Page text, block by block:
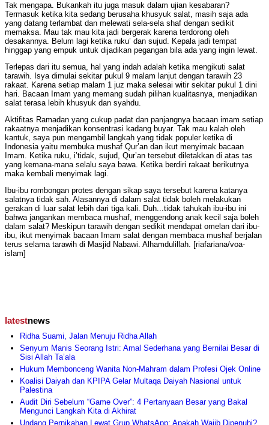
Tak mengapa. Bukankah itu juga masuk dalam ujian kesabaran?
Termasuk ketika kita sedang berusaha khusyuk salat, masih saja ada
yang datang terlambat dan melewati sela-sela shaf dengan sedikit
memaksa. Mau tak mau kita jadi bergerak karena terdorong oleh
desakannya. Belum lagi ketika ruku’ dan sujud. Kepala jadi tempat
hinggap yang empuk untuk dijadikan pegangan bila ada yang ingin lewat.
Terlepas dari itu semua, hal yang indah adalah ketika mengikuti salat
tarawih. Isya dimulai sekitar pukul 9 malam lanjut dengan tarawih 23
rakaat. Karena setiap malam 1 juz maka selesai witir sekitar pukul 1 dini
hari. Bacaan Imam yang memang sudah pilihan kualitasnya, menjadikan
salat terasa lebih khusyuk dan syahdu.
Aktifitas Ramadan yang cukup padat dan panjangnya bacaan imam setiap
rakaatnya menjadikan konsentrasi kadang buyar. Tak mau kalah oleh
kantuk, saya pun mengambil langkah yang tidak populer ketika di
Indonesia yaitu membuka mushaf Qur’an dan ikut menyimak bacaan
Imam. Ketika ruku, i’tidak, sujud, Qur’an tersebut diletakkan di atas tas
yang kemana-mana selalu saya bawa. Ketika berdiri rakaat berikutnya
maka kembali menyimak lagi.
Ibu-ibu rombongan protes dengan sikap saya tersebut karena katanya
salatnya tidak sah. Alasannya di dalam salat tidak boleh melakukan
gerakan di luar salat lebih dari tiga kali. Duh...tidak tahukah ibu-ibu ini
bahwa jangankan membaca mushaf, menggendong anak kecil saja boleh
dalam salat? Meskipun tarawih dengan sedikit mendapat omelan dari ibu-
ibu, ikut menyimak bacaan Imam salat dengan membaca mushaf berjalan
terus selama tarawih di Masjid Nabawi. Alhamdulillah. [riafariana/voa-
islam]
latestnews
Ridha Suami, Jalan Menuju Ridha Allah
Senyum Manis Seorang Istri: Amal Sederhana yang Bernilai Besar di
Sisi Allah Ta’ala
Hukum Membonceng Wanita Non-Mahram dalam Profesi Ojek Online
Koalisi Daiyah dan KPIPA Gelar Multaqa Daiyah Nasional untuk
Palestina
Audit Diri Sebelum “Game Over”: 4 Pertanyaan Besar yang Bakal
Mengunci Langkah Kita di Akhirat
Undang Pernikahan Lewat Grup WhatsApp; Apakah Wajib Dipenuhi?